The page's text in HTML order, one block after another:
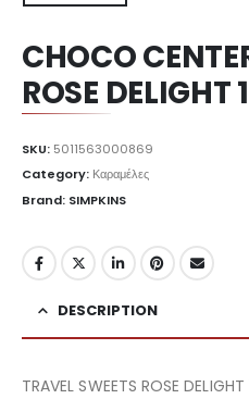
CHOCO
ROSE DELIGHT
SKU: 5011563000869
Category: Καραμέλες
Brand: SIMPKINS
DESCRIPTION
TRAVEL SWEETS ROSE